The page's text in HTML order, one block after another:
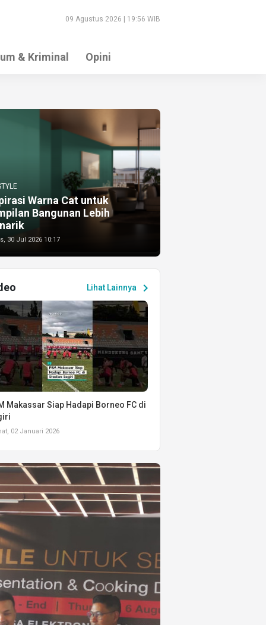
09 Agustus 2026 | 19:56 WIB
& Kriminal Opini
Warna Cat untuk
Bangunan Lebih
30 Jul 2026 10:17
Lihat Lainnya chevron_right
Makassar Siap Hadapi Borneo FC di
02 Januari 2026